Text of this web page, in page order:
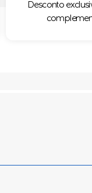
Desconto